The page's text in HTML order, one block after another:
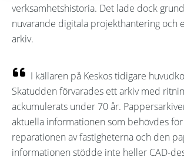
verksamhetshistoria. Det lade dock
nuvarande digitala projekthantering och
arkiv.
I källaren på Keskos tidigare
Skatudden förvarades ett arkiv med
ackumulerats under 70 år.
aktuella informationen som behövdes
reparationen av fastigheterna och den
informationen stödde inte heller CAD-